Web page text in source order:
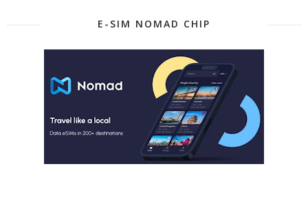
E-SIM NOMAD CHIP